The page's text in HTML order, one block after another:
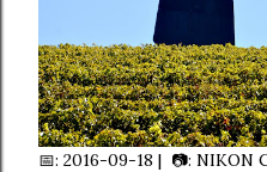
📅: 2016-09-18 | 📷: NIKON